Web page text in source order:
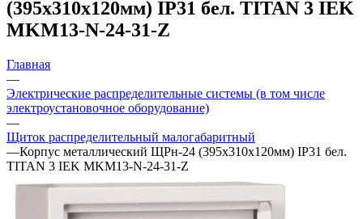
(395х310х120мм) IP31 бел. TITAN 3 IEK
MKM13-N-24-31-Z
Главная
—
Электрические распределительные системы (в том числе
электроустановочное оборудование)
—
Щиток распределительный малогабаритный
—Корпус металлический ЩРн-24 (395х310х120мм) IP31 бел.
TITAN 3 IEK MKM13-N-24-31-Z